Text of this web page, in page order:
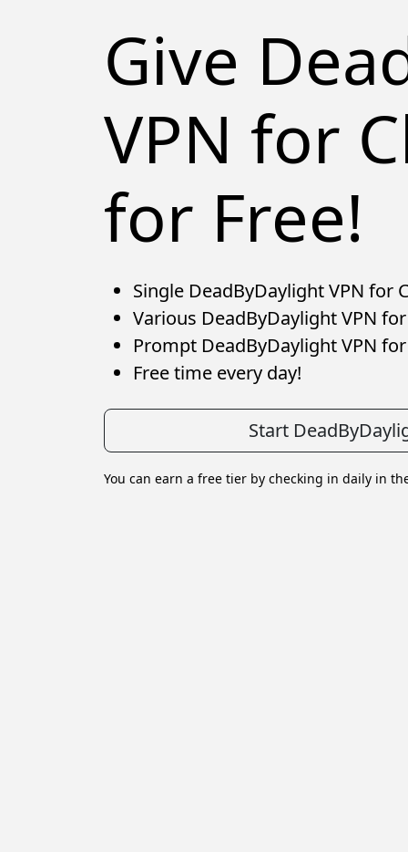
Give
VPN for
for Free!
Single DeadByDaylight VPN for
Various DeadByDaylight VPN
Prompt DeadByDaylight VPN
Free time every day!
Start
You can earn a free tier by checking in daily in